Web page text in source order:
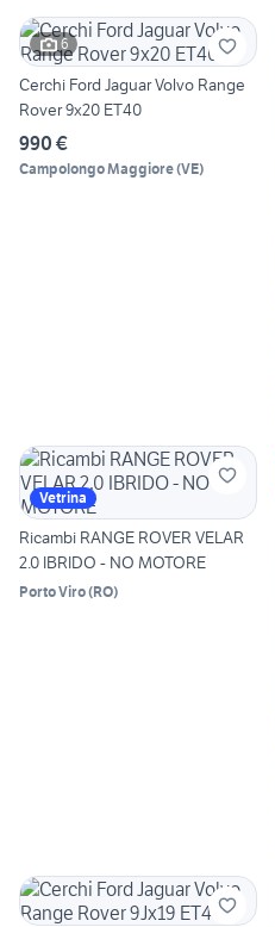
6
Cerchi Ford Jaguar Volvo Range
Rover 9x20 ET40
990 €
Campolongo Maggiore(VE)
Vetrina
Ricambi RANGE ROVER VELAR
2.0 IBRIDO - NO MOTORE
Porto Viro(RO)